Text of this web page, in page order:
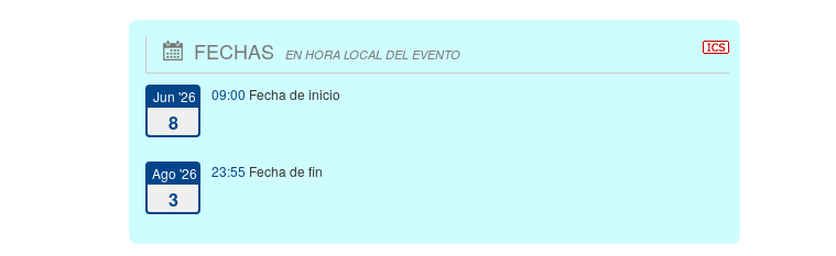
FECHAS EN HORA LOCAL DEL EVENTO
Jun '26
8
09:00 Fecha de inicio
Ago '26
3
23:55 Fecha de fin